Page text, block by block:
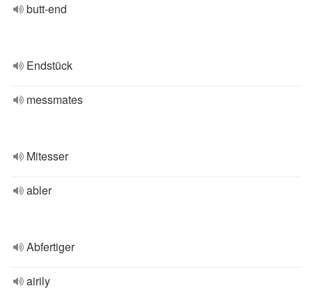
butt-end
Endstück
messmates
Mitesser
abler
Abfertiger
airily